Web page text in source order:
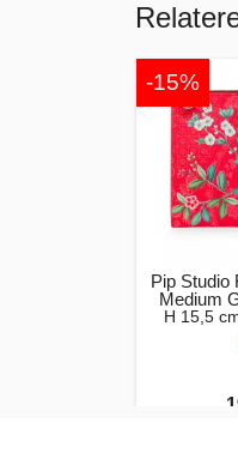
-15%
Pip Studio
Medium
H 15,5